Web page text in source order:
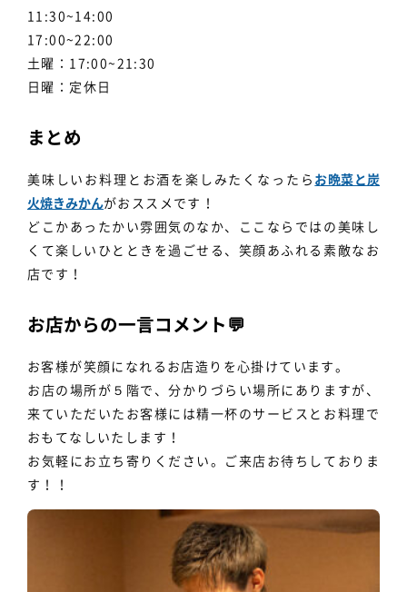
11:30~14:00
17:00~22:00
土曜：17:00~21:30
日曜：定休日
まとめ
美味しいお料理とお酒を楽しみたくなったら お晩菜と炭
火焼きみかんがおススメです！
どこかあったかい雰囲気のなか、ここならではの美味し
くて楽しいひとときを過ごせる、笑顔あふれる素敵なお
店です！
お店からの一言コメント💬
お客様が笑顔になれるお店造りを心掛けています。
お店の場所が５階で、分かりづらい場所にありますが、
来ていただいたお客様には精一杯のサービスとお料理で
おもてなしいたします！
お気軽にお立ち寄りください。ご来店お待ちしておりま
す！！